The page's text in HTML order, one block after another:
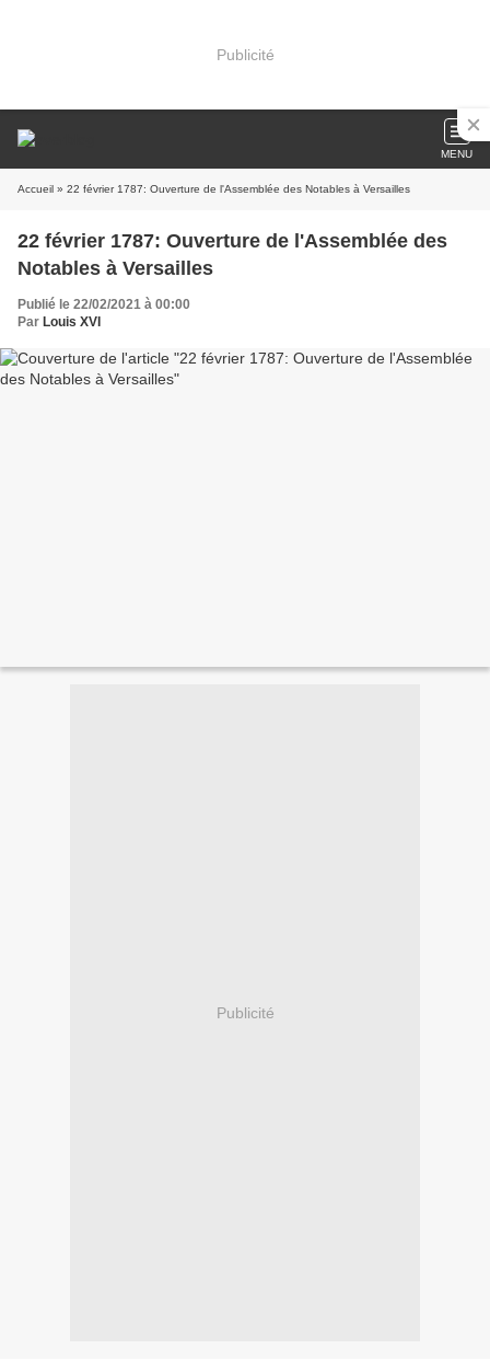
Publicité
MENU
Accueil » 22 février 1787: Ouverture de l'Assemblée des Notables à Versailles
22 février 1787: Ouverture de l'Assemblée des
Notables à Versailles
Publié le 22/02/2021 à 00:00
Par Louis XVI
Publicité